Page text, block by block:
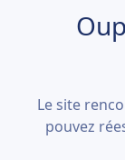
Le site
pouvez